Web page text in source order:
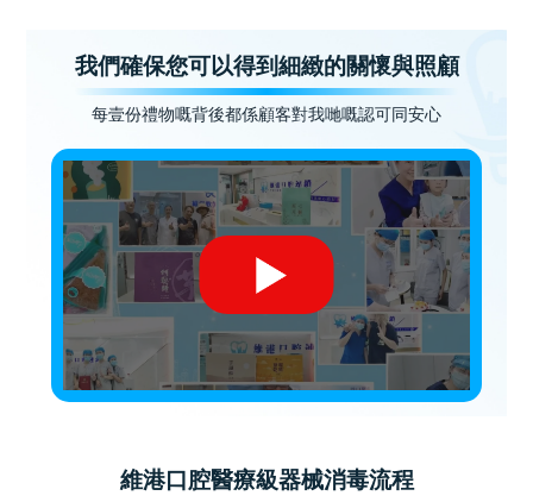
我們確保您可以得到細緻的關懷與照顧
每壹份禮物嘅背後都係顧客對我哋嘅認可同安心
維港口腔醫療級器械消毒流程